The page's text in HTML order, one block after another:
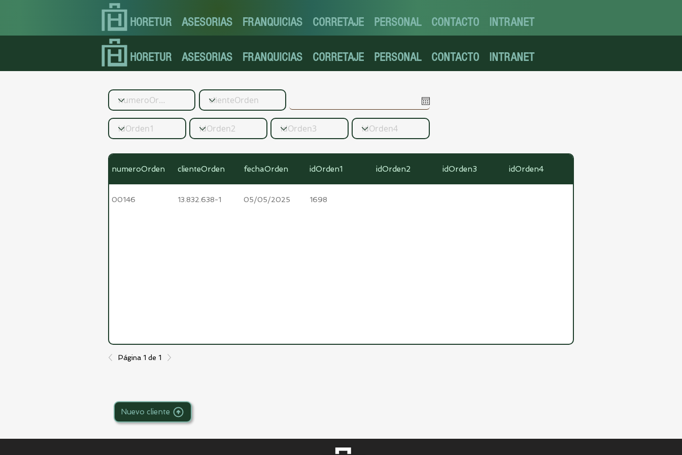
HORETUR ASESORIAS FRANQUICIAS CORRETAJE PERSONAL CONTACTO INTRANET
HORETUR ASESORIAS FRANQUICIAS CORRETAJE PERSONAL CONTACTO INTRANET
numeroOrden clienteOrden fechaOrden idOrden1 idOrden2 idOrden3 idOrden4
00146 13.832.638-1 05/05/2025 1698
Página 1 de 1
Nuevo cliente